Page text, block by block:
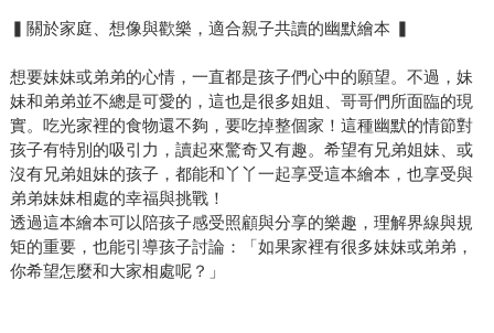
▍關於家庭、想像與歡樂，適合親子共讀的幽默繪本 ▍
想要妹妹或弟弟的心情，一直都是孩子們心中的願望。不過，妹
妹和弟弟並不總是可愛的，這也是很多姐姐、哥哥們所面臨的現
實。吃光家裡的食物還不夠，要吃掉整個家！這種幽默的情節對
孩子有特別的吸引力，讀起來驚奇又有趣。希望有兄弟姐妹、或
沒有兄弟姐妹的孩子，都能和丫丫一起享受這本繪本，也享受與
弟弟妹妹相處的幸福與挑戰！
透過這本繪本可以陪孩子感受照顧與分享的樂趣，理解界線與規
矩的重要，也能引導孩子討論：「如果家裡有很多妹妹或弟弟，
你希望怎麼和大家相處呢？」